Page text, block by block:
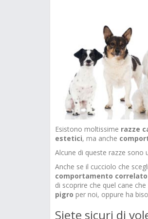
Esistono moltissime razze
estetici, ma anche
Alcune di queste razze sono
Anche se il cucciolo che
comportamento
di scoprire che quel cane
pigro per noi, oppure ha
Siete sicuri di